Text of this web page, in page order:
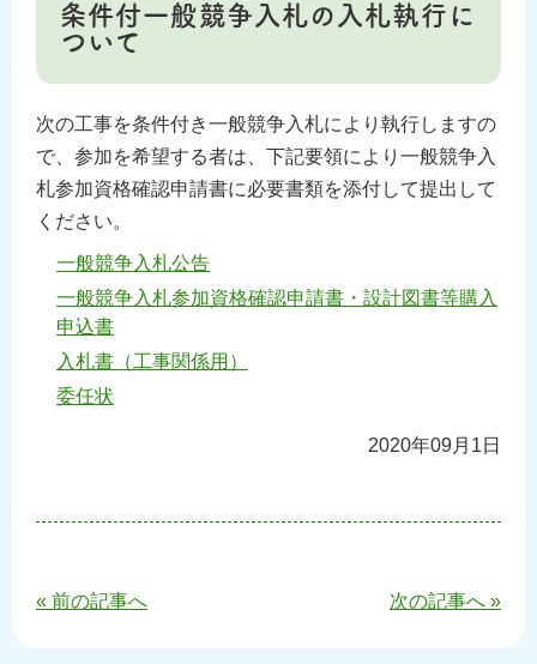
条件付一般競争入札の入札執行に
ついて
次の工事を条件付き一般競争入札により執行しますの
で、参加を希望する者は、下記要領により一般競争入
札参加資格確認申請書に必要書類を添付して提出して
ください。
一般競争入札公告
一般競争入札参加資格確認申請書・設計図書等購入
申込書
入札書（工事関係用）
委任状
2020年09月1日
« 前の記事へ 次の記事へ »